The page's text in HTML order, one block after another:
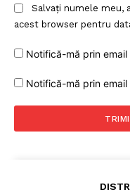
Salvați numele meu,
acest browser pentru
Notifică-mă prin
Notifică-mă prin